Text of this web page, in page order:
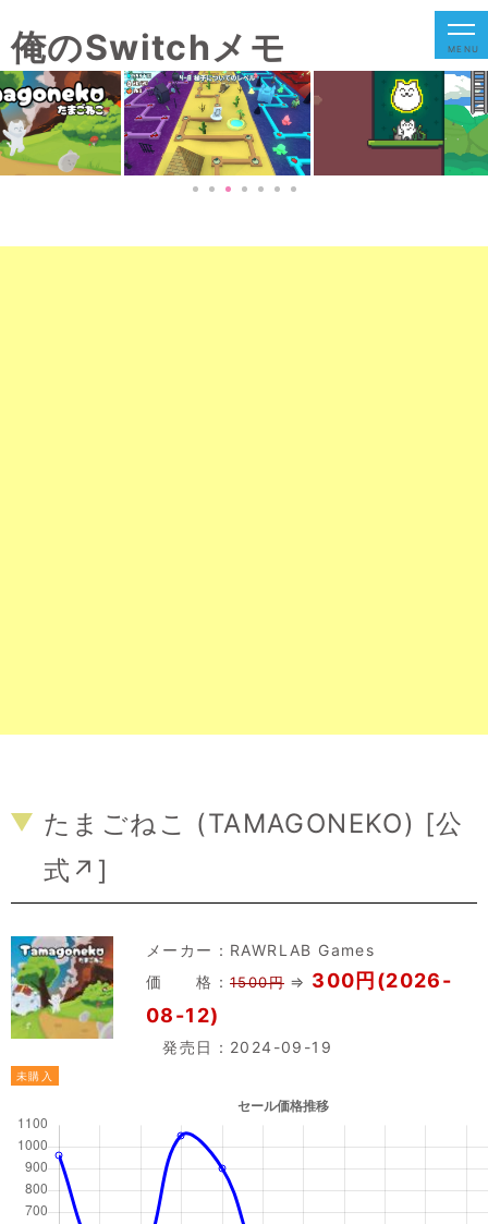
俺のSwitchメモ MENU
たまごねこ (TAMAGONEKO) [公
式↗ ]
メーカー： RAWRLAB Games
価 格： 1500円 ⇒ 300円(2026-
08-12)
発売日：2024-09-19
未購入